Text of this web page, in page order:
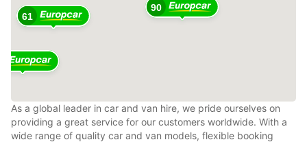
90
61
As a global leader in car and van hire, we pride ourselves on
providing a great service for our customers worldwide. With a
wide range of quality car and van models, flexible booking